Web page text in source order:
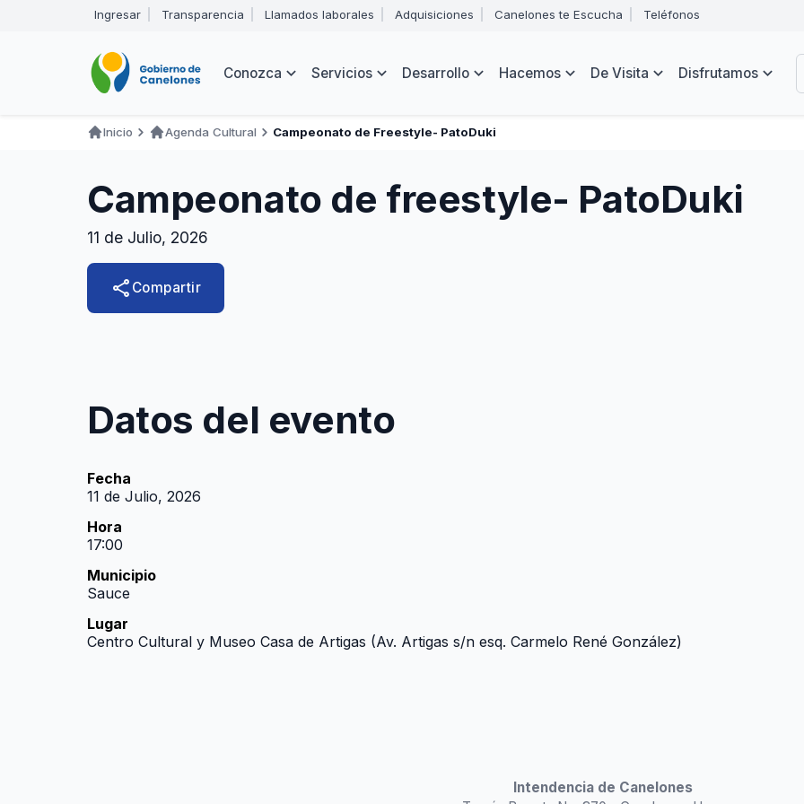
de
Abrir
menú
navegación
Ingresar Transparencia Llamados laborales Adquisiciones Canelones te Escucha Teléfonos
Navegación
Conozca Servicios Desarrollo Hacemos De Visita Disfrutamos
navegación
Inicio Agenda Cultural Campeonato de Freestyle- PatoDuki
Campeonato de freestyle- PatoDuki
11 de Julio, 2026
share Compartir
Datos del evento
Fecha
11 de Julio, 2026
Hora
17:00
Municipio
Sauce
Lugar
Centro Cultural y Museo Casa de Artigas (Av. Artigas s/n esq. Carmelo René González)
Intendencia de Canelones